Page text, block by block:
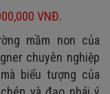
VNĐ.
mầm non của
chuyên nghiệp
biểu tượng của